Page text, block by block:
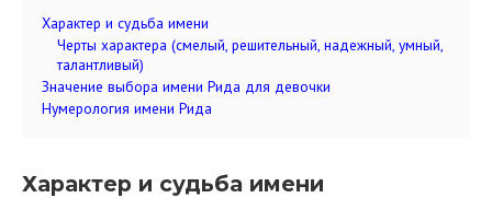
Характер и судьба имени
Черты характера (смелый, решительный, надежный, умный,
талантливый)
Значение выбора имени Рида для девочки
Нумерология имени Рида
Характер и судьба имени